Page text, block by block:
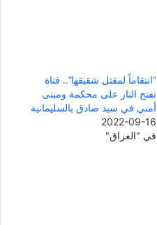
“انتقاماً لمقتل شقيقها”.. فتاة
تفتح النار على محكمة ومبنى
أمني في سيد صادق بالسليمانية
2022-09-16
في "العراق"